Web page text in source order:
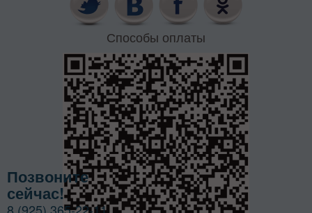
Способы оплаты
Позвоните
сейчас!